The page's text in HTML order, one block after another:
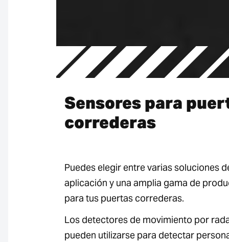
Sensores para
correderas
Puedes elegir entre varias soluciones
aplicación y una amplia gama de
para tus puertas correderas.
Los detectores de movimiento por
pueden utilizarse para detectar